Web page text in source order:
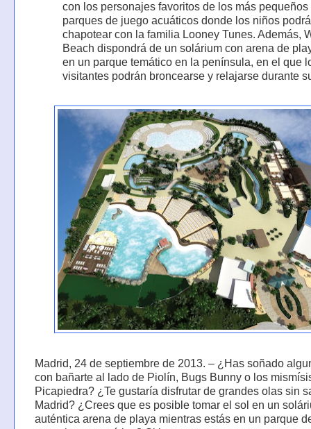
con los personajes favoritos de los más pequeños
parques de juego acuáticos donde los niños
chapotear con la familia Looney Tunes. Además,
Beach dispondrá de un solárium con arena de
en un parque temático en la península, en el que
visitantes podrán broncearse y relajarse durante
Madrid, 24 de septiembre de 2013. – ¿Has soñado
con bañarte al lado de Piolín, Bugs Bunny o los
Picapiedra? ¿Te gustaría disfrutar de grandes olas sin
Madrid? ¿Crees que es posible tomar el sol en un
auténtica arena de playa mientras estás en un parque